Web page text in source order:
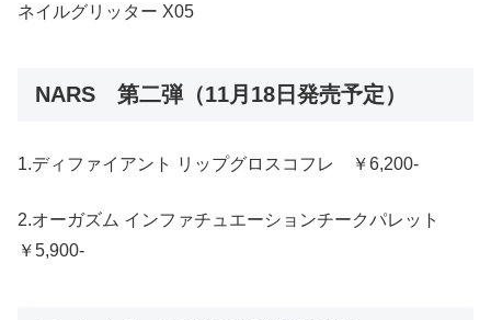
ネイルグリッター X05
NARS 第二弾（11月18日発売予定）
1.ディファイアント リップグロスコフレ ￥6,200-
2.オーガズム インファチュエーションチークパレット
￥5,900-